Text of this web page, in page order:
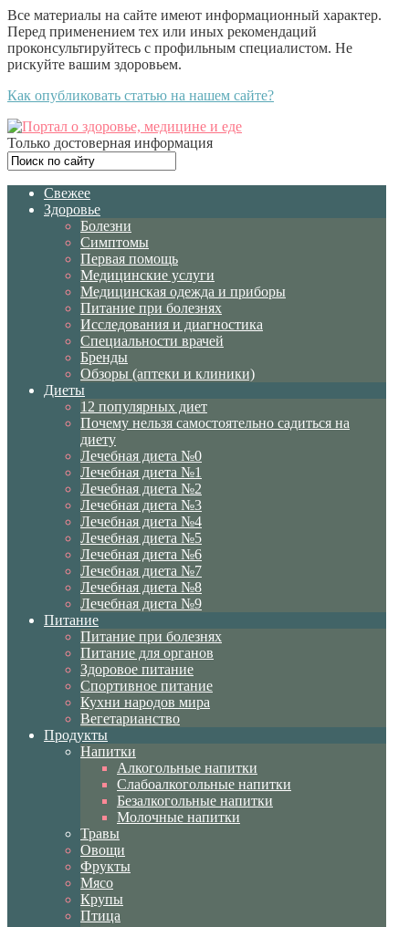
Все материалы на сайте имеют информационный характер.
Перед применением тех или иных рекомендаций
проконсультируйтесь с профильным специалистом. Не
рискуйте вашим здоровьем.
Как опубликовать статью на нашем сайте?
Только достоверная информация
Свежее
Здоровье
Болезни
Симптомы
Первая помощь
Медицинские услуги
Медицинская одежда и приборы
Питание при болезнях
Исследования и диагностика
Специальности врачей
Бренды
Обзоры (аптеки и клиники)
Диеты
12 популярных диет
Почему нельзя самостоятельно садиться на
диету
Лечебная диета №0
Лечебная диета №1
Лечебная диета №2
Лечебная диета №3
Лечебная диета №4
Лечебная диета №5
Лечебная диета №6
Лечебная диета №7
Лечебная диета №8
Лечебная диета №9
Питание
Питание при болезнях
Питание для органов
Здоровое питание
Спортивное питание
Кухни народов мира
Вегетарианство
Продукты
Напитки
Алкогольные напитки
Слабоалкогольные напитки
Безалкогольные напитки
Молочные напитки
Травы
Овощи
Фрукты
Мясо
Крупы
Птица